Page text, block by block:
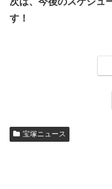
す！
宝塚ニュース